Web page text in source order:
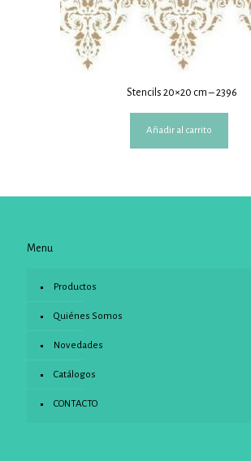
Stencils 20×20 cm – 2396
Añadir al carrito
Menu
Productos
Quiénes Somos
Novedades
Catálogos
CONTACTO